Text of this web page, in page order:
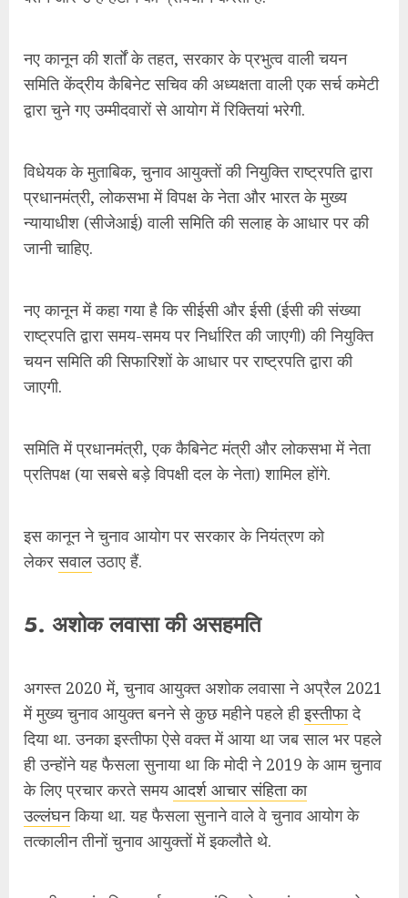
नए कानून में कहा गया है कि सीईसी और ईसी (ईसी की संख्या
राष्ट्रपति द्वारा समय-समय पर निर्धारित की जाएगी) की नियुक्ति
चयन समिति की सिफारिशों के आधार पर राष्ट्रपति द्वारा की
समिति में प्रधानमंत्री, एक कैबिनेट मंत्री और लोकसभा में नेता
प्रतिपक्ष (या सबसे बड़े विपक्षी दल के नेता) शामिल होंगे.
इस कानून ने चुनाव आयोग पर सरकार के नियंत्रण को
लेकरसवालउठाए हैं.
5. अशोक लवासा की असहमति
अगस्त 2020 में, चुनाव आयुक्त अशोक लवासा ने अप्रैल 2021
में मुख्य चुनाव आयुक्त बनने से कुछ महीने पहले ही इस्तीफा
ही उन्होंने यह फैसला सुनाया था कि मोदी ने 2019 के आम चुनाव
के लिए प्रचार करते समय
तत्कालीन तीनों चुनाव आयुक्तों में इकलौते थे.
के आदेशों में असहमति के नोट दर्ज किए जाने चाहिए, बहुमत से
खारिज कर दी गई.
द वायर ने अपनी रिपोर्ट में बताया था कि लवासा की असहमति के
कुछ ही हफ्तों बाद, उनके निजी मोबाइल नंबर कोपेगासस
स्पायवेयरके संभावित लक्ष्यों के लीक डेटाबेस पर पाए गए नंबरों
की सूची में रखा गया था.